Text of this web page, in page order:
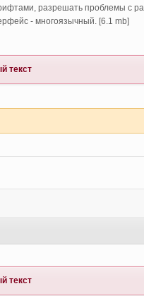
разрешать проблемы с
- многоязычный. [6.1 mb]
текст
текст